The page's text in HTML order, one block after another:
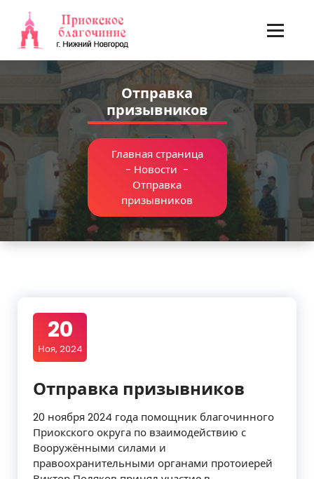
содержимому
Отправка
призывников
Главная страница
- Новости -
Отправка
призывников
20
Ноя, 2024
Отправка призывников
20 ноября 2024 года помощник благочинного
Приокского округа по взаимодействию с
Вооружёнными силами и
правоохранительными органами протоиерей